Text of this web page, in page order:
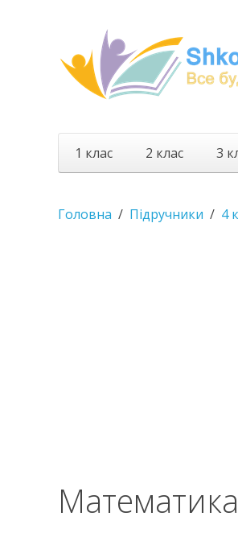
1 клас 2 клас 3
Головна Підручники 4